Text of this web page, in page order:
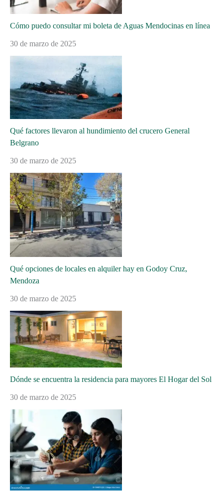
Cómo puedo consultar mi boleta de Aguas Mendocinas en línea
30 de marzo de 2025
Qué factores llevaron al hundimiento del crucero General
Belgrano
30 de marzo de 2025
Qué opciones de locales en alquiler hay en Godoy Cruz,
Mendoza
30 de marzo de 2025
Dónde se encuentra la residencia para mayores El Hogar del Sol
30 de marzo de 2025